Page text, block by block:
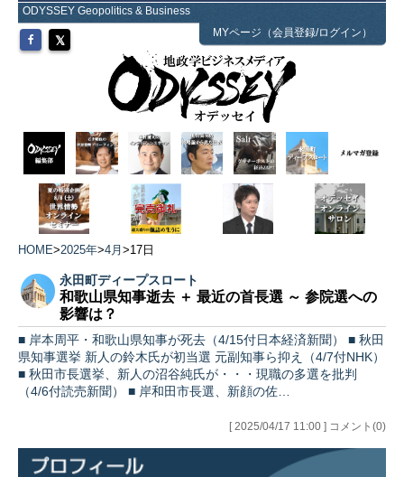
ODYSSEY Geopolitics & Business
MYページ（会員登録/ログイン）
HOME>2025年>4月 >17日
永田町ディープスロート
和歌山県知事逝去 ＋ 最近の首長選 ～ 参院選への
影響は？
■ 岸本周平・和歌山県知事が死去（4/15付日本経済新聞） ■ 秋田
県知事選挙 新人の鈴木氏が初当選 元副知事ら抑え（4/7付NHK）
■ 秋田市長選挙、新人の沼谷純氏が・・・現職の多選を批判
（4/6付読売新聞） ■ 岸和田市長選、新顔の佐…
[ 2025/04/17 11:00 ] コメント(0)